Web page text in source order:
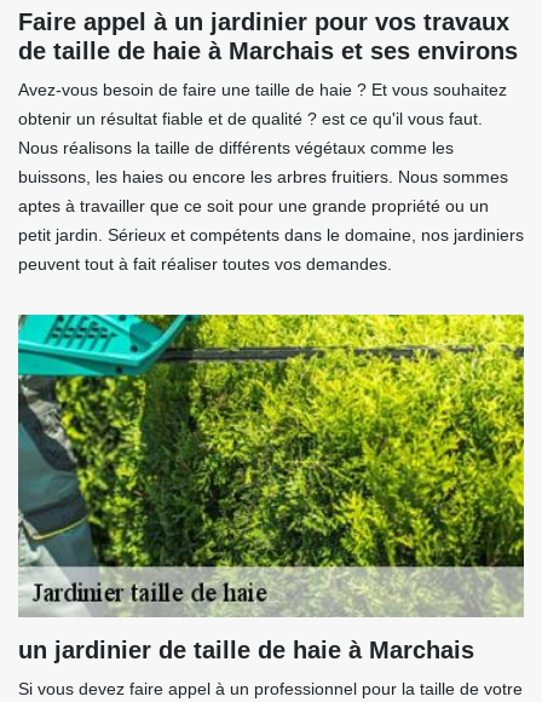
Faire appel à un jardinier pour vos travaux
de taille de haie à Marchais et ses environs
Avez-vous besoin de faire une taille de haie ? Et vous souhaitez
obtenir un résultat fiable et de qualité ? est ce qu'il vous faut.
Nous réalisons la taille de différents végétaux comme les
buissons, les haies ou encore les arbres fruitiers. Nous sommes
aptes à travailler que ce soit pour une grande propriété ou un
petit jardin. Sérieux et compétents dans le domaine, nos jardiniers
peuvent tout à fait réaliser toutes vos demandes.
un jardinier de taille de haie à Marchais
Si vous devez faire appel à un professionnel pour la taille de votre